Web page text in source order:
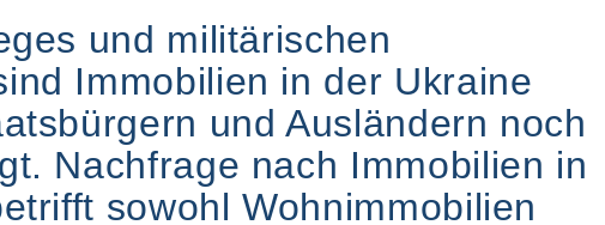
und militärischen
Immobilien in der Ukraine
und Ausländern noch
Nachfrage nach Immobilien in
sowohl Wohnimmobilien